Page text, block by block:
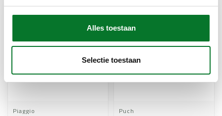
Alles toestaan
Selectie toestaan
Piaggio Puch